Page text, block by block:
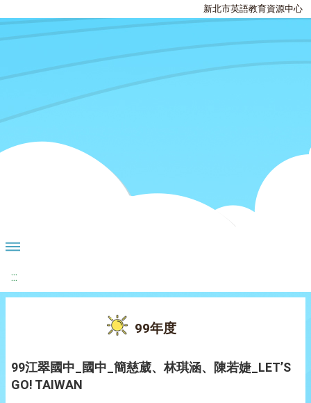
新北市英語教育資源中心
:::
99年度
99江翠國中_國中_簡慈葳、林琪涵、陳若婕_LET’S
GO! TAIWAN